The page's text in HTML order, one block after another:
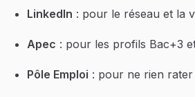
LinkedIn : pour le réseau et la
Apec : pour les profils Bac+3
Pôle Emploi : pour ne rien rater